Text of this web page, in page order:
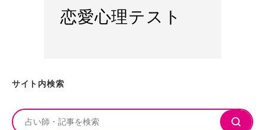
恋愛心理テスト
サイト内検索